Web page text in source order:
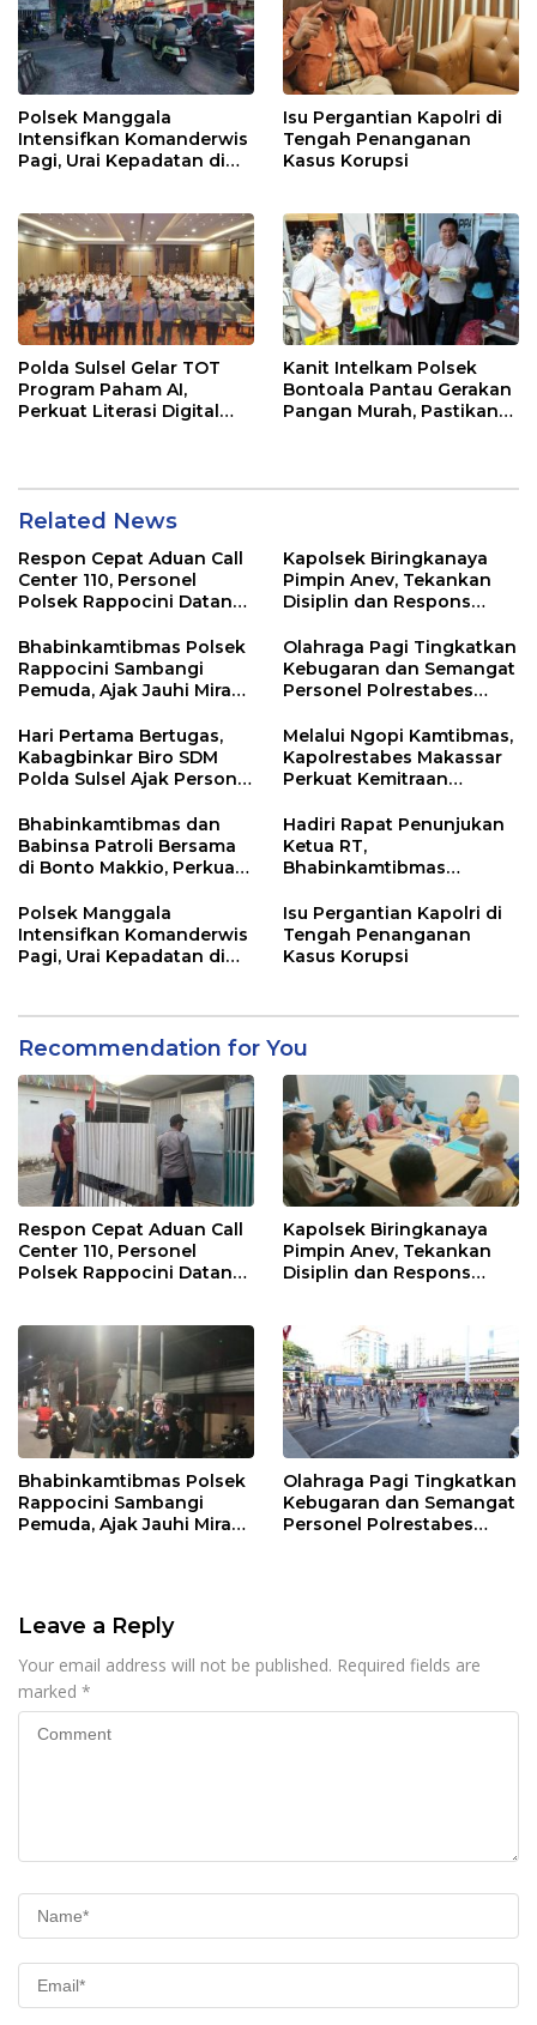
Polsek Manggala
Intensifkan Komanderwis
Pagi, Urai Kepadatan di
Isu Pergantian Kapolri di
Tengah Penanganan
Kasus Korupsi
Polda Sulsel Gelar TOT
Program Paham AI,
Perkuat Literasi Digital
Kanit Intelkam Polsek
Bontoala Pantau Gerakan
Pangan Murah, Pastikan
Related News
Respon Cepat Aduan Call
Center 110, Personel
Polsek Rappocini Datangi
Kapolsek Biringkanaya
Pimpin Anev, Tekankan
Disiplin dan Respons
Masyarakat
Bhabinkamtibmas Polsek
Rappocini Sambangi
Pemuda, Ajak Jauhi Miras,
Olahraga Pagi Tingkatkan
Kebugaran dan Semangat
Personel Polrestabes
Hari Pertama Bertugas,
Kabagbinkar Biro SDM
Polda Sulsel Ajak Personel
Kebersihan
Melalui Ngopi Kamtibmas,
Kapolrestabes Makassar
Perkuat Kemitraan
Bhabinkamtibmas dan
Babinsa Patroli Bersama
di Bonto Makkio, Perkuat
Hadiri Rapat Penunjukan
Ketua RT,
Bhabinkamtibmas
Pentingnya Sinergi
dengan Warga
Polsek Manggala
Intensifkan Komanderwis
Pagi, Urai Kepadatan di
Isu Pergantian Kapolri di
Tengah Penanganan
Kasus Korupsi
Recommendation for You
Respon Cepat Aduan Call
Center 110, Personel
Polsek Rappocini Datangi
Kapolsek Biringkanaya
Pimpin Anev, Tekankan
Disiplin dan Respons
Bhabinkamtibmas Polsek
Rappocini Sambangi
Pemuda, Ajak Jauhi Miras,
Olahraga Pagi Tingkatkan
Kebugaran dan Semangat
Personel Polrestabes
Leave a Reply
Your email address will not be published. Required fields are
marked *